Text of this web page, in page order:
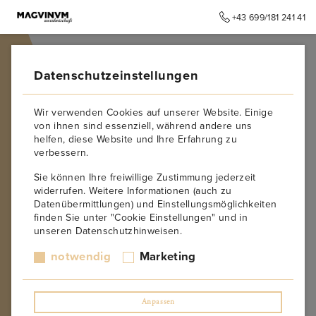
+43 699/181 241 41
Datenschutzeinstellungen
Wir verwenden Cookies auf unserer Website. Einige
von ihnen sind essenziell, während andere uns
helfen, diese Website und Ihre Erfahrung zu
verbessern.
Sie können Ihre freiwillige Zustimmung jederzeit
widerrufen. Weitere Informationen (auch zu
Datenübermittlungen) und Einstellungsmöglichkeiten
finden Sie unter "Cookie Einstellungen" und in
unseren Datenschutzhinweisen.
notwendig Marketing
Anpassen